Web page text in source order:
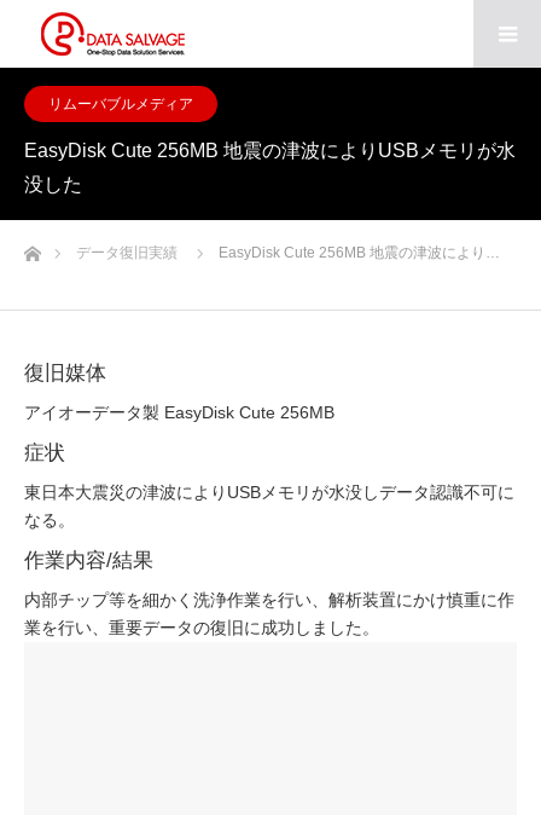
リムーバブルメディア
EasyDisk Cute 256MB 地震の津波によりUSBメモリが水
没した
ホームデータ復旧実績 EasyDisk Cute 256MB 地震の津波により…
復旧媒体
アイオーデータ製 EasyDisk Cute 256MB
症状
東日本大震災の津波によりUSBメモリが水没しデータ認識不可に
なる。
作業内容/結果
内部チップ等を細かく洗浄作業を行い、解析装置にかけ慎重に作
業を行い、重要データの復旧に成功しました。